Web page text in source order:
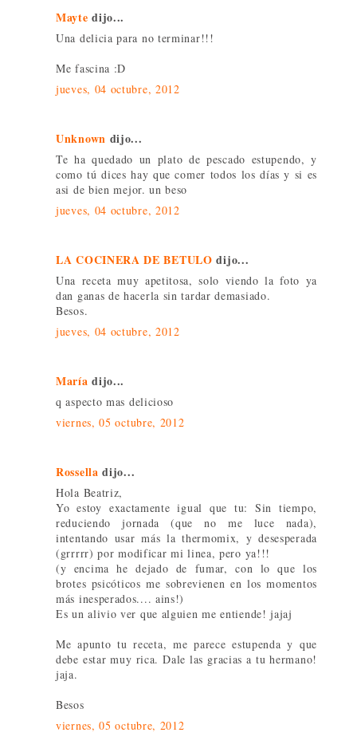
Mayte dijo...
Una delicia para no terminar!!!
Me fascina :D
jueves, 04 octubre, 2012
Unknown dijo...
Te ha quedado un plato de pescado estupendo, y
como tú dices hay que comer todos los días y si es
asi de bien mejor. un beso
jueves, 04 octubre, 2012
LA COCINERA DE BETULO dijo...
Una receta muy apetitosa, solo viendo la foto ya
dan ganas de hacerla sin tardar demasiado.
Besos.
jueves, 04 octubre, 2012
Maríadijo...
q aspecto mas delicioso
viernes, 05 octubre, 2012
Rossella dijo...
Hola Beatriz,
Yo estoy exactamente igual que tu: Sin tiempo,
reduciendo jornada (que no me luce nada),
intentando usar más la thermomix, y desesperada
(grrrrr) por modificar mi linea, pero ya!!!
(y encima he dejado de fumar, con lo que los
brotes psicóticos me sobrevienen en los momentos
más inesperados.... ains!)
Es un alivio ver que alguien me entiende! jajaj
Me apunto tu receta, me parece estupenda y que
debe estar muy rica. Dale las gracias a tu hermano!
jaja.
Besos
viernes, 05 octubre, 2012